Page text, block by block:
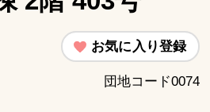
お気に入り登録
団地コード0074